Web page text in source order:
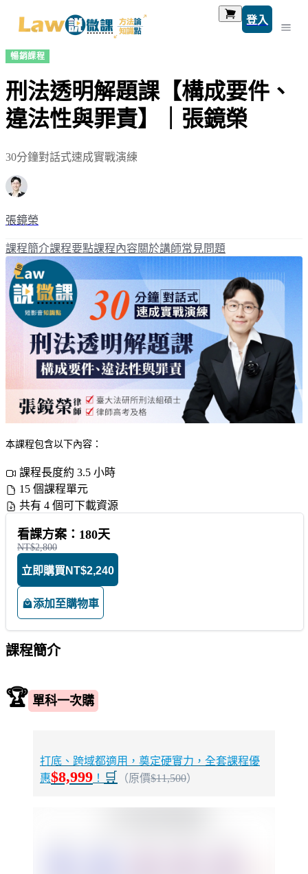
登入
暢銷課程
刑法透明解題課【構成要件、
違法性與罪責】｜張鏡榮
30分鐘對話式速成實戰演練
張鏡榮
課程簡介課程要點課程內容關於講師常見問題
本課程包含以下內容：
課程長度約 3.5 小時
15 個課程單元
共有 4 個可下載資源
看課方案：180天
NT$2,800
立即購買 NT$2,240
添加至購物車
課程簡介
🏆 單科一次購
打底、跨域都適用，奠定硬實力，全套課程優
惠$8,999 ！ 🛒 （原價$11,500）